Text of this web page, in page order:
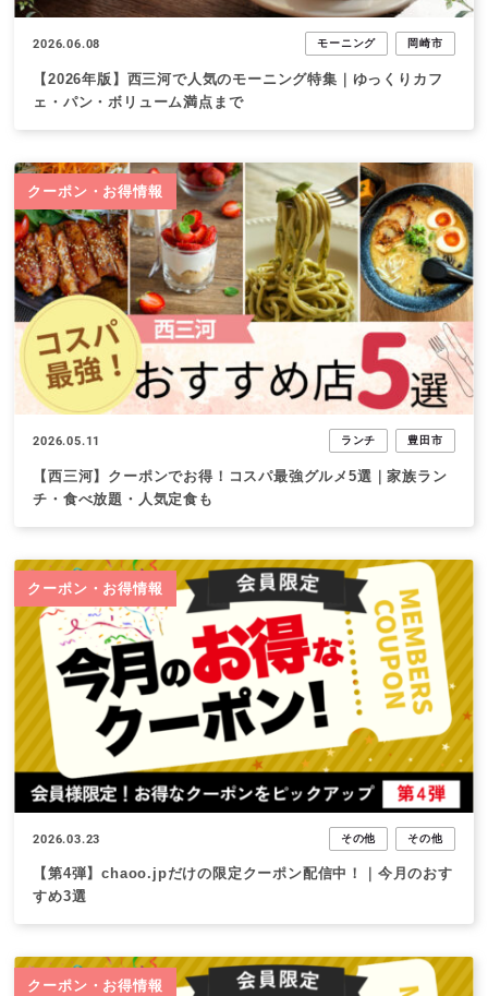
2026.06.08 モーニング 岡崎市
【2026年版】西三河で人気のモーニング特集｜ゆっくりカフ
ェ・パン・ボリューム満点まで
クーポン・お得情報
2026.05.11 ランチ 豊田市
【西三河】クーポンでお得！コスパ最強グルメ5選｜家族ラン
チ・食べ放題・人気定食も
クーポン・お得情報
2026.03.23 その他 その他
【第4弾】chaoo.jpだけの限定クーポン配信中！｜今月のおす
すめ3選
クーポン・お得情報